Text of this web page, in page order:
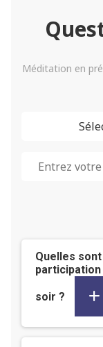
Méditation en
Quelles
soir ?